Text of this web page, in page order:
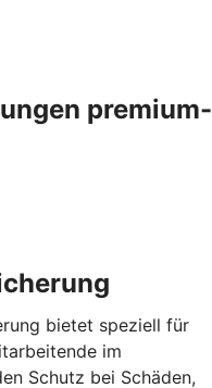
premium-
bietet speziell für
im
Schutz bei Schäden,